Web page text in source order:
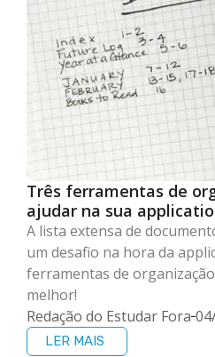
Três ferramentas de
ajudar na sua
A lista extensa de
um desafio na hora da
ferramentas de
melhor!
Redação do Estudar Fora
LER MAIS